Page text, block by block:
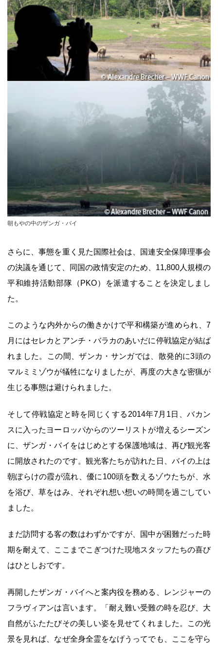
朝もやの中のザンガ・バイ
さらに、事態を重く見た国際社会は、国連安全保障理事会
の決議を通じて、同国の政情安定のため、11,800人規模の
平和維持活動部隊（PKO）を派遣することを決定しまし
た。
このような内外からの働きかけで平和構築が進められ、7
月にはセレカとアンチ・バラカのあいだに停戦協定が結ば
れました。この間、ザンカ・サンガでは、散発的に3頭の
マルミミゾウが犠牲になりましたが、再度の大きな密猟が
生じる事態は避けられました。
そして停戦協定と時を同じくする2014年7月1日、バカン
スに入ったヨーロッパからのツーリストが増えるシーズン
に、ザンガ・バイをはじめとする保護地域は、再び観光客
に開放されたのです。観光客たちが訪れた日、バイの上は
朝ぼらけの霞が流れ、優に100頭を数えるゾウたちが、水
を浴び、草をはみ、それぞれ想い想いの時間を過ごしてい
ました。
まだ訪問する客の数はわずかですが、国中が困難だった時
期を耐えて、ここまでこぎつけた現地スタッフたちの喜び
はひとしおです。
再開したザンガ・バイへと案内役を務める、レンジャーの
フラヴィアンは言います。「耐え難い受難の時を忍び、大
自然がふたたびその美しい姿を見せてくれました。この光
景を見れば、なぜ全身全霊をなげうってでも、ここを守ら